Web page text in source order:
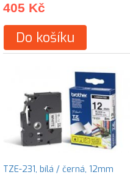
405 Kč
Do košíku
TZE-231, bílá / černá, 12mm